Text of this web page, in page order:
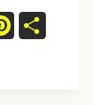
Pinterest